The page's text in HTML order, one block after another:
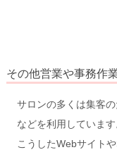
その他営業や事務作
サロンの多くは集客
などを利用しています
こうしたWebサイト